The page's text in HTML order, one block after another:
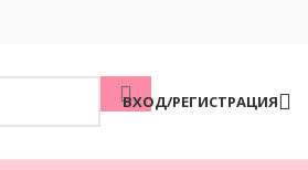
ВХОД/РЕГИСТРАЦИЯ